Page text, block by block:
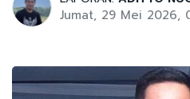
Jumat, 29 Mei 2026,